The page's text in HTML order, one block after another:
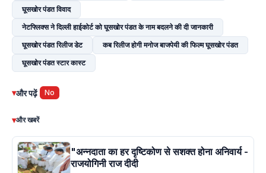
घूसखोर पंडत विवाद
नेटफ्लिक्स ने दिल्ली हाईकोर्ट को घूसखोर पंडत के नाम बदलने की दी जानकारी
घूसखोर पंडत रिलीज डेट
कब रिलीज होगी मनोज बाजपेयी की फिल्म घूसखोर पंडत
घूसखोर पंडत स्टार कास्ट
▾और पढ़ें No
▾और खबरें
"अन्नदाता का हर दृष्टिकोण से सशक्त होना अनिवार्य -
राजयोगिनी राज दीदी